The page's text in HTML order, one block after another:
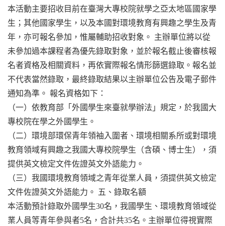
本活動主要招收目前在臺灣大專校院就學之亞太地區國家學
生；其他國家學生，以及本國對環境教育有興趣之學生及青
年，亦可報名參加，惟屬輔助招收對象。 主辦單位將以從
未參加過本課程者為優先錄取對象，並於報名截止後審核報
名者資格及相關資料，再依實際報名情形篩選錄取。報名並
不代表當然錄取，最終錄取結果以主辦單位公告及電子郵件
通知為準。 報名資格如下：
（一）依教育部「外國學生來臺就學辦法」規定，於我國大
專校院在學之外國學生。
（二）環境部環保青年領袖入圍者、環境相關系所或對環境
教育領域有興趣之我國大專校院學生（含碩、博士生），須
提供英文檢定文件佐證英文外語能力。
（三）我國環境教育領域之青年從業人員，須提供英文檢定
文件佐證英文外語能力。
五、錄取名額
本活動預計錄取外國學生30名，我國學生、環境教育領域從
業人員等青年參與者5名，合計共35名。主辦單位得視實際